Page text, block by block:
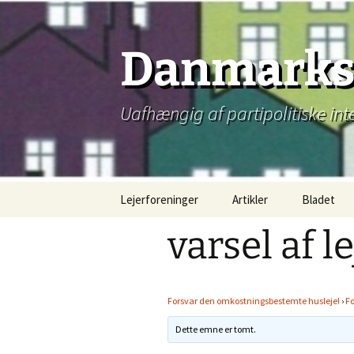
indhold
Uafhængig af partipolitiske
Lejerforeninger Artikler Bladet
varsel af
Forsvar den omkostningsbestemte husleje! ›
Dette emne er tomt.